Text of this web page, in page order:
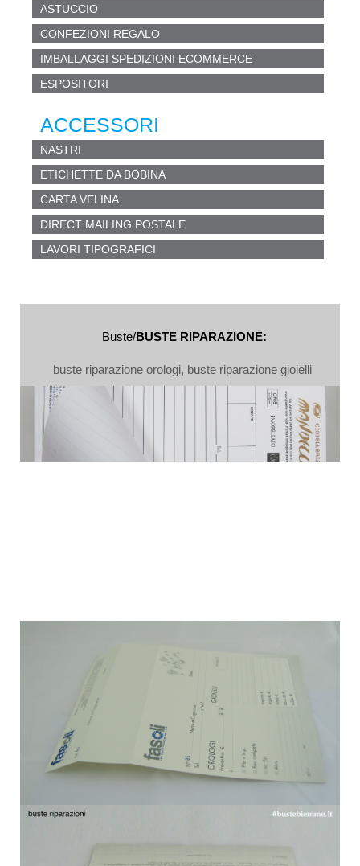
Buste/BUSTE RIPARAZIONE:
buste riparazione orologi, buste riparazione gioielli
ASTUCCIO
CONFEZIONI REGALO
IMBALLAGGI SPEDIZIONI ECOMMERCE
ESPOSITORI
ACCESSORI
NASTRI
ETICHETTE DA BOBINA
CARTA VELINA
DIRECT MAILING POSTALE
LAVORI TIPOGRAFICI